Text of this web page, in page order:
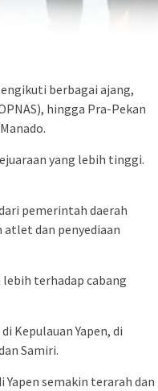
berbagai ajang,
hingga Pra-Pekan
yang lebih tinggi.
pemerintah daerah
atlet dan penyediaan
terhadap cabang
Kepulauan Yapen, di
Samiri.
semakin terarah dan